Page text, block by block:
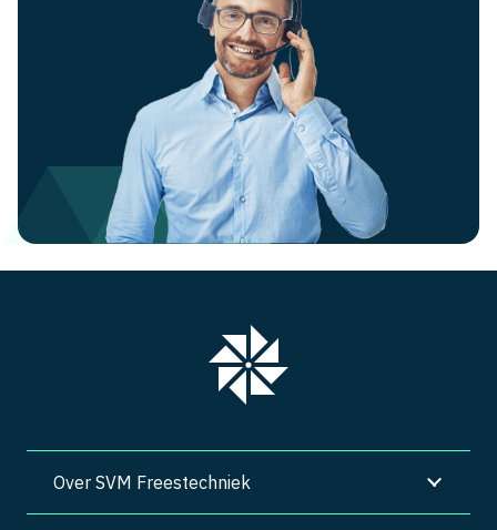
Over SVM Freestechniek